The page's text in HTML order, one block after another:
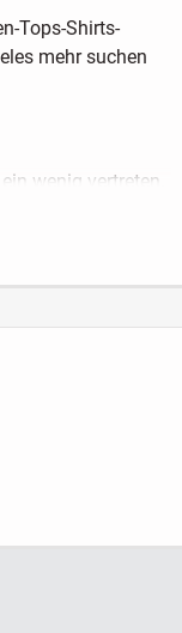
Tops-Shirts-
mehr suchen
wenig vertreten.
und auch neu.
und stöbern.